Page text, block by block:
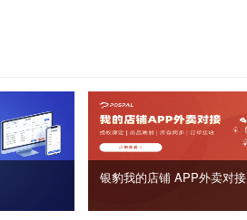
银豹我的店铺 APP外卖对接